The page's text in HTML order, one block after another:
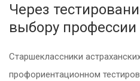
Через
выбору профессии
Старшеклассники
профориентационном